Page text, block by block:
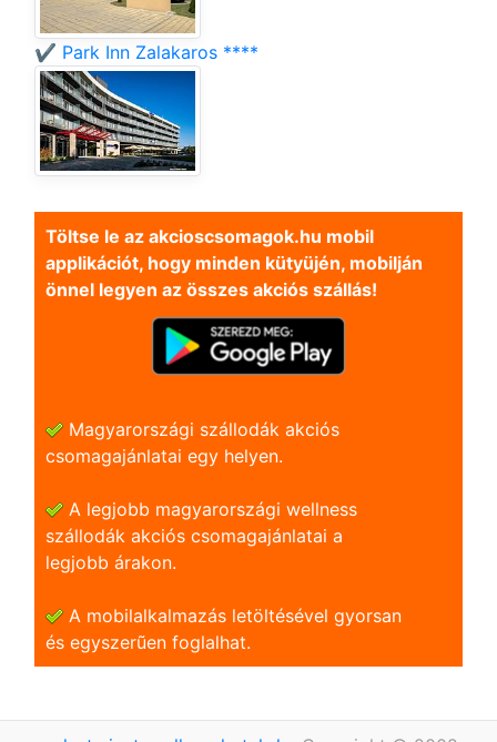
✔️ Park Inn Zalakaros ****
Töltse le az akcioscsomagok.hu mobil
applikációt, hogy minden kütyüjén, mobilján
önnel legyen az összes akciós szállás!
Magyarországi szállodák akciós
csomagajánlatai egy helyen.
A legjobb magyarországi wellness
szállodák akciós csomagajánlatai a
legjobb árakon.
A mobilalkalmazás letöltésével gyorsan
és egyszerũen foglalhat.